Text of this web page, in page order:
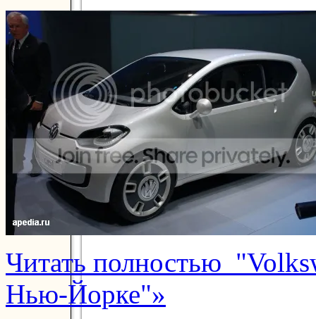
Читать полностью
Нью-Йорке"»